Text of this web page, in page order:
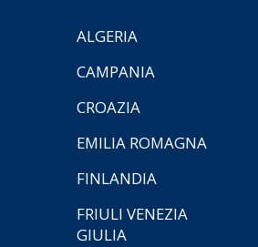
ALGERIA
CAMPANIA
CROAZIA
EMILIA ROMAGNA
FINLANDIA
FRIULI VENEZIA
GIULIA